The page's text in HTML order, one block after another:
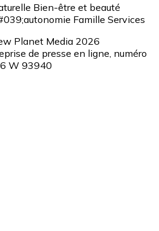
Bien-être et beauté
Famille Services
Planet Media 2026
de presse en ligne, numéro
W 93940